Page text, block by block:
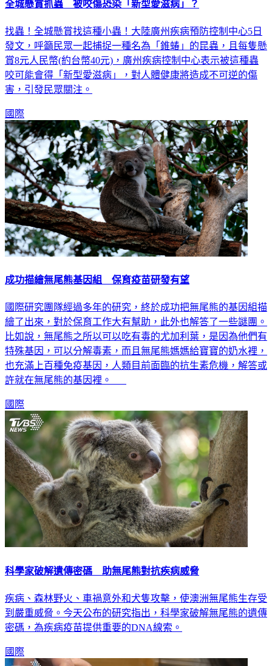
全城懸賞抓蟲 被咬傷恐染「新型愛滋病」？
找蟲！全城懸賞找這種小蟲！大陸廣州疾病預防控制中心5日
發文，呼籲民眾一起捕捉一種名為「錐蝽」的昆蟲，且每隻懸
賞8元人民幣(約台幣40元)，廣州疾病控制中心表示被這種蟲
咬可能會得「新型愛滋病」，對人體健康將造成不可逆的傷
害，引發民眾關注。
國際
成功描繪無尾熊基因組 保育疫苗研發有望
國際研究團隊經過多年的研究，終於成功把無尾熊的基因組描
繪了出來，對於保育工作大有幫助，此外也解答了一些謎團。
比如說，無尾熊之所以可以吃有毒的尤加利葉，是因為他們有
特殊基因，可以分解毒素，而且無尾熊媽媽給寶寶的奶水裡，
也充滿上百種免疫基因，人類目前面臨的抗生素危機，解答或
許就在無尾熊的基因裡。
國際
科學家破解遺傳密碼 助無尾熊對抗疾病威脅
疾病、森林野火、車禍意外和犬隻攻擊，使澳洲無尾熊生存受
到嚴重威脅。今天公布的研究指出，科學家破解無尾熊的遺傳
密碼，為疾病疫苗提供重要的DNA線索。
國際